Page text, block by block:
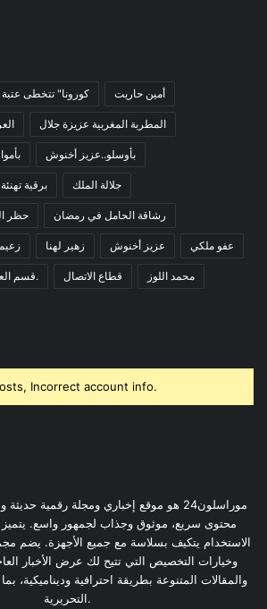
"كورونا" تتخطى عتبة 10 آلاف حالة في إيطاليا أمين حاريت
المطربة المغربية عزيزة جلال
بأوسلو..عزيز أخنوش
برقية جلالة الملك
حظر رشاقة الحامل في رمضان
زهير لهنا عزيز أخنوش عفو ملكي
قسم العمل الإجتماعي لعمالة سلا. قطاع الاتصال محمد اللوز
Incorrect account info.
موراسلون24 هو موقع إخباري ومجلة رقمية
محتوى سريع، موثوق وجذاب لجمهور واسع.
الاستخدام يتكيف بسلاسة مع جميع الأجهزة. يضم
وخيارات التخصيص التي تتيح لك عرض الأخبار
والمقالات المتنوعة بطريقة احترافية وديناميكية،
التحريرية.